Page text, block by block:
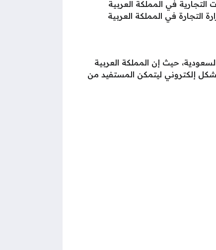
في المملكة العربية
التجارة في المملكة العربية
حيث إن المملكة العربية
إلكتروني ليتمكن المستفيد من